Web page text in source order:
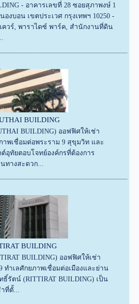
- อาคารเลขที่ 28 ซอยสุภาพงษ์ 1
งบอน เขตประเวศ กรุงเทพฯ 10250 -
วร์, พาราไดซ์ พาร์ค, สำนักงานที่ดิน
BUILDING
BUILDING) ออฟฟิศให้เช่า
าพเชื่อมต่อพระราม 9 สุขุมวิท และ
อุทัยตอบโจทย์องค์กรที่ต้องการ
ทางสะดวก...
BUILDING
BUILDING) ออฟฟิศให้เช่า
ทำเลศักยภาพเชื่อมต่อเมืองและย่าน
รัตน์ (RITTIRAT BUILDING) เป็น
ที่ตั้...